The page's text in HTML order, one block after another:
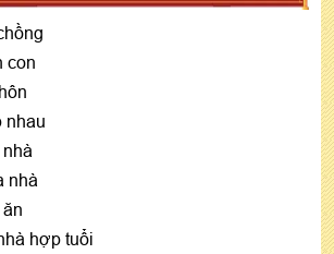
con
nhau
nhà
hợp tuổi